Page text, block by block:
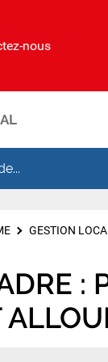
nous
GESTION
: